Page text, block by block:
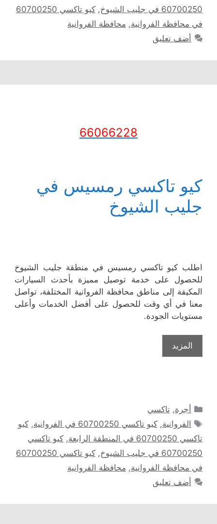
60700250 في جليب الشيوخ ,
كيو تاكسي 60700250
في محافظة الفروانية, محافظة الفروانية
أضف تعليق
66066228
كيو تاكسي رمسيس في
جليب الشيوخ
اطلب كيو تاكسي رمسيس في منطقة جليب الشيوخ
للحصول على خدمة توصيل مميزة بأحدث السيارات
المكيفة إلى مناطق محافظة الفروانية المختلفة، تواصل
معنا في أي وقت للحصول على أفضل الخدمات وأعلى
مستويات الجودة.
المزيد
التصنيفات
أجرة,تاكسي
الوسوم
الفروانية,كيو تاكسي 60700250 في الفروانية ,كيو
تاكسي 60700250 في المنطقة الرابعة
, كيو تاكسي
60700250 في جليب الشيوخ
,
كيو تاكسي 60700250
في محافظة الفروانية, محافظة الفروانية
أضف تعليق